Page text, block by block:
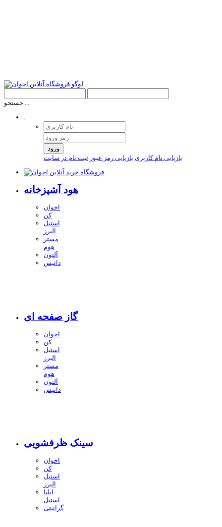
جستجو ...
.
ورود
بازیابی نام کاربری بازیابی رمز عبور ثبت نام در سایت
هود آشپزخانه
اخوان
کن
استیل
البرز
مستر
هوم
آلتون
داتیس
گاز صفحه ای
اخوان
کن
استیل
البرز
مستر
هوم
آلتون
داتیس
سینک ظرفشویی
اخوان
کن
استیل
البرز
ایلیا
استیل
گرانیتی